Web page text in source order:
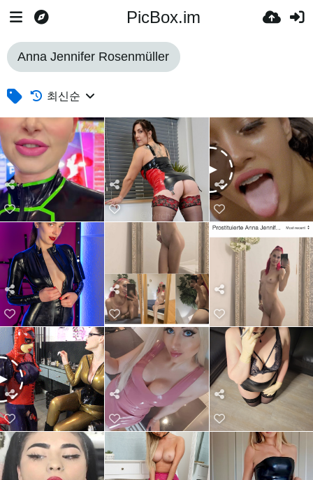
PicBox.im
Anna Jennifer Rosenmüller
최신순